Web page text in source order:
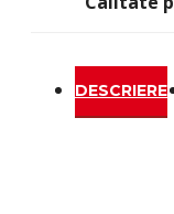
DESCRIERE